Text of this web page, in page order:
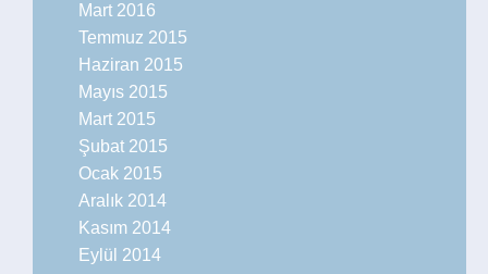
Mart 2016
Temmuz 2015
Haziran 2015
Mayıs 2015
Mart 2015
Şubat 2015
Ocak 2015
Aralık 2014
Kasım 2014
Eylül 2014